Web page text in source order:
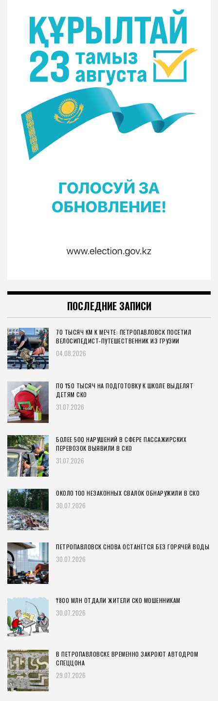
ПОСЛЕДНИЕ ЗАПИСИ
70 ТЫСЯЧ КМ К МЕЧТЕ: ПЕТРОПАВЛОВСК ПОСЕТИЛ
ВЕЛОСИПЕДИСТ-ПУТЕШЕСТВЕННИК ИЗ ГРУЗИИ
04.08.2026
ПО ₸50 ТЫСЯЧ НА ПОДГОТОВКУ К ШКОЛЕ ВЫДЕЛЯТ
ДЕТЯМ СКО
31.07.2026
БОЛЕЕ 500 НАРУШЕНИЙ В СФЕРЕ ПАССАЖИРСКИХ
ПЕРЕВОЗОК ВЫЯВИЛИ В СКО
31.07.2026
ОКОЛО 100 НЕЗАКОННЫХ СВАЛОК ОБНАРУЖИЛИ В СКО
30.07.2026
ПЕТРОПАВЛОВСК СНОВА ОСТАНЕТСЯ БЕЗ ГОРЯЧЕЙ ВОДЫ
30.07.2026
₸800 МЛН ОТДАЛИ ЖИТЕЛИ СКО МОШЕННИКАМ
30.07.2026
В ПЕТРОПАВЛОВСКЕ ВРЕМЕННО ЗАКРОЮТ АВТОДРОМ
СПЕЦЦОНА
29.07.2026